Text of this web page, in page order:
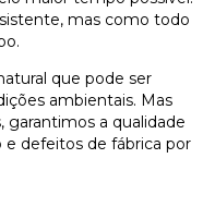
mas como todo
que pode ser
ambientais. Mas
garantimos a qualidade
e defeitos de fábrica por